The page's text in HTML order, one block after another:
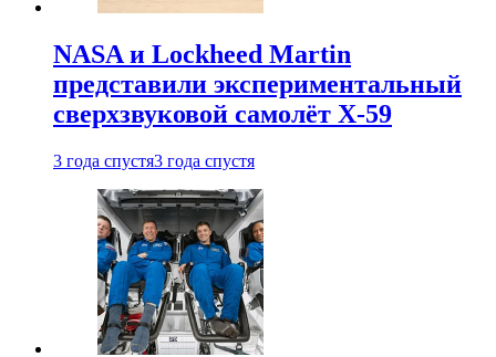
NASA и Lockheed Martin
представили экспериментальный
сверхзвуковой самолёт X-59
3 года спустя3 года спустя